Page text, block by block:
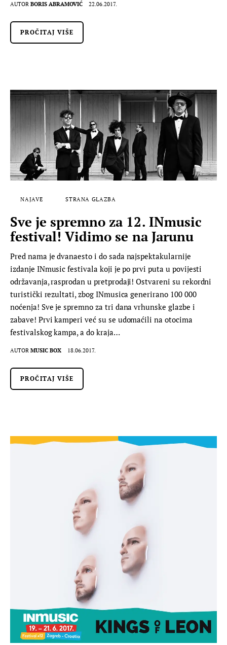
AUTOR BORIS ABRAMOVIĆ 22.06.2017.
PROČITAJ VIŠE
NAJAVE STRANA GLAZBA
Sve je spremno za 12. INmusic
festival! Vidimo se na Jarunu
Pred nama je dvanaesto i do sada najspektakularnije
izdanje INmusic festivala koji je po prvi puta u povijesti
održavanja, rasprodan u pretprodaji! Ostvareni su rekordni
turistički rezultati, zbog INmusica generirano 100 000
noćenja! Sve je spremno za tri dana vrhunske glazbe i
zabave! Prvi kamperi već su se udomaćili na otocima
festivalskog kampa, a do kraja…
AUTOR MUSIC BOX 18.06.2017.
PROČITAJ VIŠE